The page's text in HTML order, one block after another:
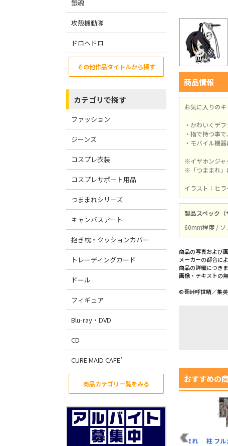
銀魂
攻殻機動隊
ドロヘドロ
その他作品タイトルから探す
カテゴリで探す
ファッション
ジーンズ
コスプレ衣装
コスプレサポート用品
つままれシリーズ
キャンバスアート
抱き枕・クッションカバー
トレーディングカード
ドール
フィギュア
Blu-ray・DVD
CD
CURE MAID CAFE’
商品カテゴリ一覧をみる
商品情報
お気に入りの
・かわいくデ
・指で持つ事
・モバイル機
※イヤホンジャ
※「つままれ」
イラスト：ヒ
製品スペック（
60mm程度 / ソ
商品の写真および
メーカーの都合に
商品の詳細につき
画像・テキストの
©吾峠呼世晴／集
おすすめの
甘露寺蜜璃 つままれ
伊黒小芭内 つままれ
柱 フル